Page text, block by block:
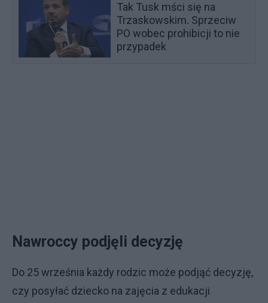
Tak Tusk mści się na
Trzaskowskim. Sprzeciw
PO wobec prohibicji to nie
przypadek
Nawroccy podjęli decyzję
Do 25 września każdy rodzic może podjąć decyzję,
czy posyłać dziecko na zajęcia z edukacji